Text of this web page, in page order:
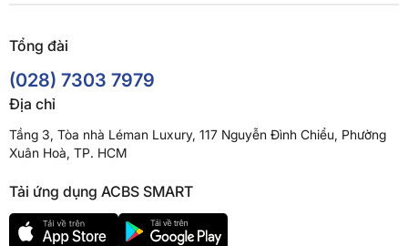
Tổng đài
(028) 7303 7979
Địa chỉ
Tầng 3, Tòa nhà Léman Luxury, 117 Nguyễn Đình Chiểu, Phường
Xuân Hoà, TP. HCM
Tải ứng dụng ACBS SMART